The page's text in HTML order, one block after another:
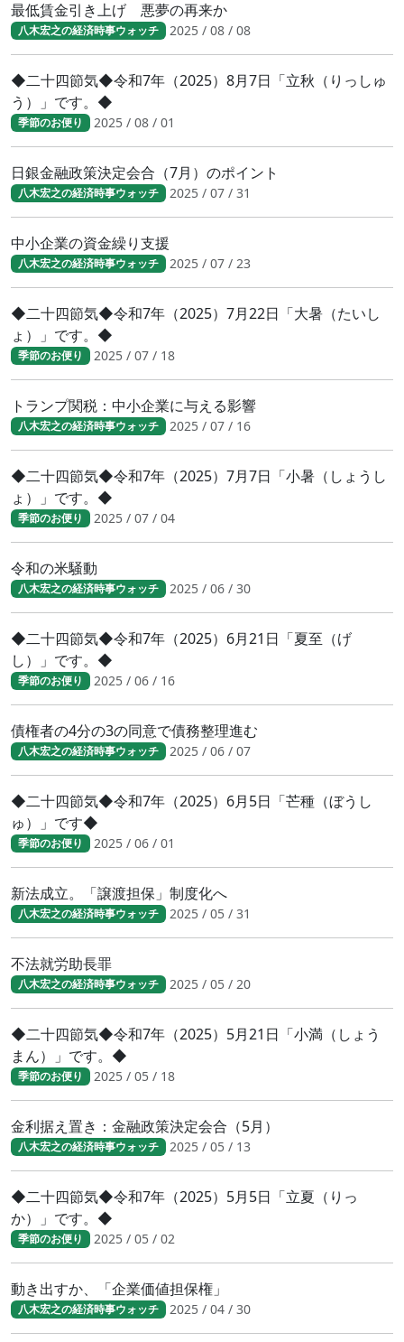
最低賃金引き上げ 悪夢の再来か
八木宏之の経済時事ウォッチ 2025 / 08 / 08
◆二十四節気◆令和7年（2025）8月7日「立秋（りっしゅ
う）」です。◆
季節のお便り 2025 / 08 / 01
日銀金融政策決定会合（7月）のポイント
八木宏之の経済時事ウォッチ 2025 / 07 / 31
中小企業の資金繰り支援
八木宏之の経済時事ウォッチ 2025 / 07 / 23
◆二十四節気◆令和7年（2025）7月22日「大暑（たいし
ょ）」です。◆
季節のお便り 2025 / 07 / 18
トランプ関税：中小企業に与える影響
八木宏之の経済時事ウォッチ 2025 / 07 / 16
◆二十四節気◆令和7年（2025）7月7日「小暑（しょうし
ょ）」です。◆
季節のお便り 2025 / 07 / 04
令和の米騒動
八木宏之の経済時事ウォッチ 2025 / 06 / 30
◆二十四節気◆令和7年（2025）6月21日「夏至（げ
し）」です。◆
季節のお便り 2025 / 06 / 16
債権者の4分の3の同意で債務整理進む
八木宏之の経済時事ウォッチ 2025 / 06 / 07
◆二十四節気◆令和7年（2025）6月5日「芒種（ぼうし
ゅ）」です◆
季節のお便り 2025 / 06 / 01
新法成立。「譲渡担保」制度化へ
八木宏之の経済時事ウォッチ 2025 / 05 / 31
不法就労助長罪
八木宏之の経済時事ウォッチ 2025 / 05 / 20
◆二十四節気◆令和7年（2025）5月21日「小満（しょう
まん）」です。◆
季節のお便り 2025 / 05 / 18
金利据え置き：金融政策決定会合（5月）
八木宏之の経済時事ウォッチ 2025 / 05 / 13
◆二十四節気◆令和7年（2025）5月5日「立夏（りっ
か）」です。◆
季節のお便り 2025 / 05 / 02
動き出すか、「企業価値担保権」
八木宏之の経済時事ウォッチ 2025 / 04 / 30